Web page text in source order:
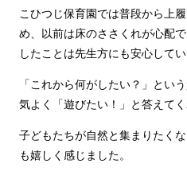
こひつじ保育園では普段から上
め、以前は床のささくれが心配
したことは先生方にも安心して
「これから何がしたい？」とい
気よく「遊びたい！」と答えて
子どもたちが自然と集まりたく
も嬉しく感じました。